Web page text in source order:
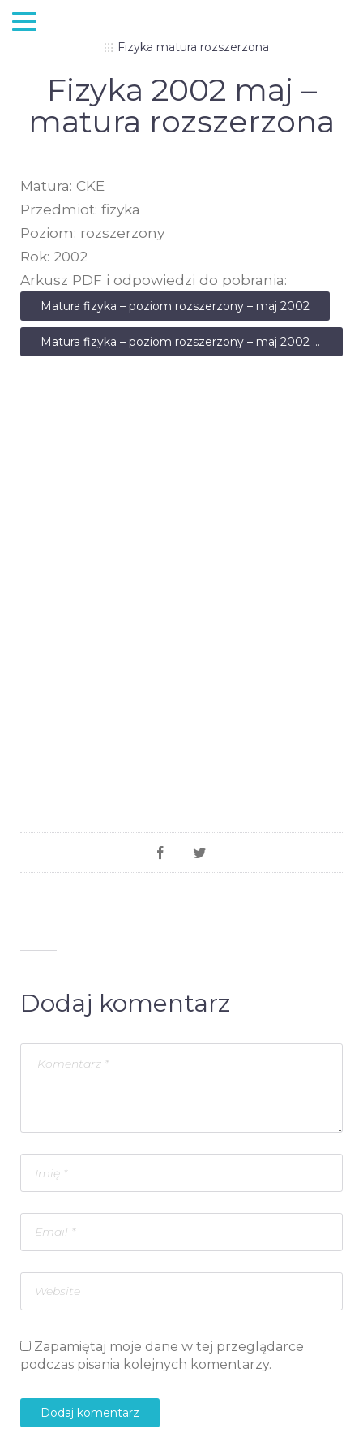
Fizyka matura rozszerzona
Fizyka 2002 maj –
matura rozszerzona
Matura: CKE
Przedmiot: fizyka
Poziom: rozszerzony
Rok: 2002
Arkusz PDF i odpowiedzi do pobrania:
Matura fizyka – poziom rozszerzony – maj 2002
Matura fizyka – poziom rozszerzony – maj 2002 – odpowiedzi
Dodaj komentarz
Zapamiętaj moje dane w tej przeglądarce
podczas pisania kolejnych komentarzy.